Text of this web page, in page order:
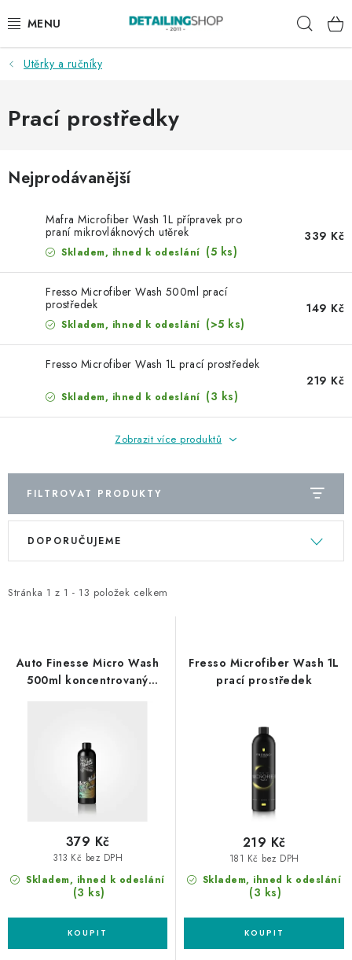
na
AKCE
NOVINKY
INTERIÉR
PŘÍSLUŠENSTVÍ
DÁRKOVÉ SADY A POUKAZY
ČLÁNKY
KONTAKTY
PRODÁVANÉ ZNAČKY
BYDLENÍ
Věrnostní program
Všeobecné obchodní podmínky
Podmínky ochrany osobních údajů
Utěrky a ručníky
Prací prostředky
Nejprodávanější
Mafra Microfiber Wash 1L přípravek pro
praní mikrovláknových utěrek
Skladem, ihned k odeslání (5 ks)
339 Kč
Fresso Microfiber Wash 500ml prací
prostředek
Skladem, ihned k odeslání (>5 ks)
149 Kč
Fresso Microfiber Wash 1L prací prostředek
Skladem, ihned k odeslání (3 ks)
219 Kč
Zobrazit více produktů
FILTROVAT PRODUKTY
V
i
Stránka 1 z 1 - 13 položek celkem
Ř
e
p
DOPORUČUJEME
Auto Finesse Micro Wash
500ml koncentrovaný
Skladem, ihned k odeslání
(3 ks)
313 Kč bez DPH
379 Kč
Fresso Microfiber Wash 1L
prací prostředek
Skladem, ihned k odeslání
(3 ks)
181 Kč bez DPH
219 Kč